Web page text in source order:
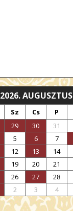
2026. AUGUSZTUS
Sz Cs P
29 30 31
5 6 7
12 13 14
19 20 21
26 27 28
2 3 4